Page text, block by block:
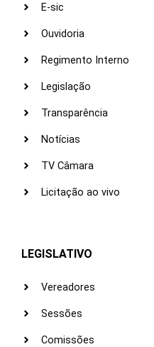
E-sic
Ouvidoria
Regimento Interno
Legislação
Transparência
Notícias
TV Câmara
Licitação ao vivo
LEGISLATIVO
Vereadores
Sessões
Comissões